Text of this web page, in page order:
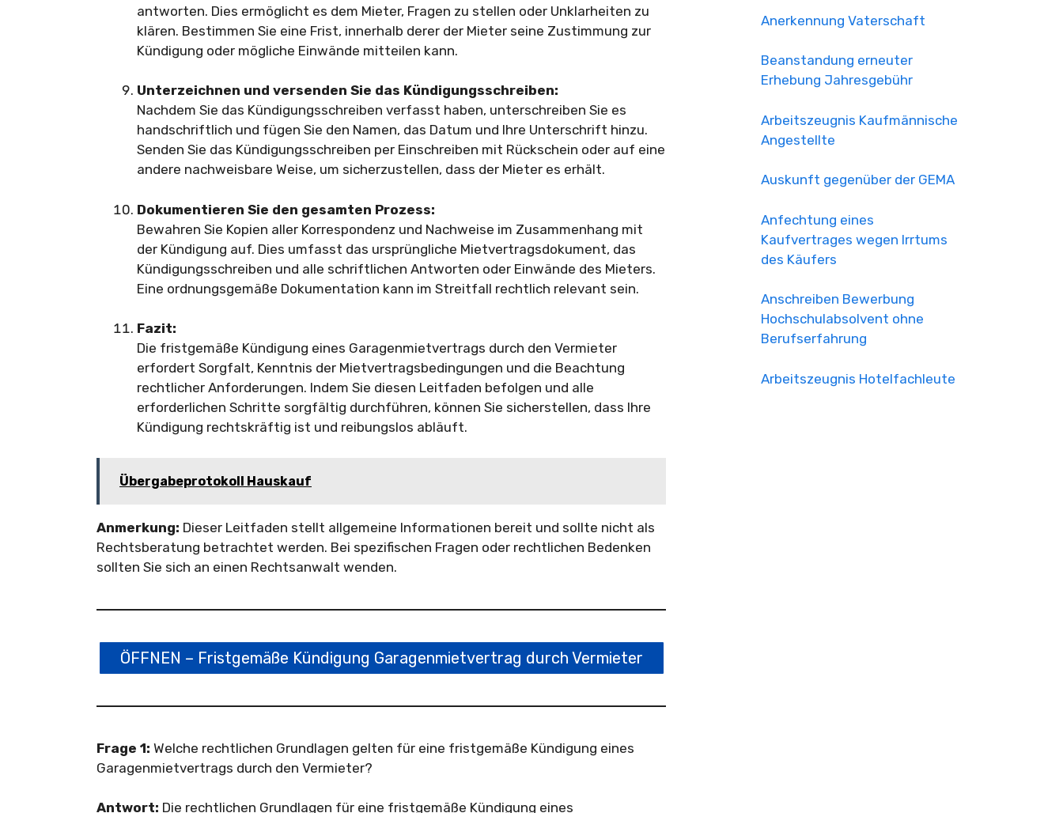
antworten. Dies ermöglicht es dem Mieter, Fragen zu stellen oder Unklarheiten zu
klären. Bestimmen Sie eine Frist, innerhalb derer der Mieter seine Zustimmung zur
Kündigung oder mögliche Einwände mitteilen kann.
Unterzeichnen und versenden Sie das Kündigungsschreiben:
Nachdem Sie das Kündigungsschreiben verfasst haben, unterschreiben Sie es
handschriftlich und fügen Sie den Namen, das Datum und Ihre Unterschrift hinzu.
Senden Sie das Kündigungsschreiben per Einschreiben mit Rückschein oder auf eine
andere nachweisbare Weise, um sicherzustellen, dass der Mieter es erhält.
Dokumentieren Sie den gesamten Prozess:
Bewahren Sie Kopien aller Korrespondenz und Nachweise im Zusammenhang mit
der Kündigung auf. Dies umfasst das ursprüngliche Mietvertragsdokument, das
Kündigungsschreiben und alle schriftlichen Antworten oder Einwände des Mieters.
Eine ordnungsgemäße Dokumentation kann im Streitfall rechtlich relevant sein.
Fazit:
Die fristgemäße Kündigung eines Garagenmietvertrags durch den Vermieter
erfordert Sorgfalt, Kenntnis der Mietvertragsbedingungen und die Beachtung
rechtlicher Anforderungen. Indem Sie diesen Leitfaden befolgen und alle
erforderlichen Schritte sorgfältig durchführen, können Sie sicherstellen, dass Ihre
Kündigung rechtskräftig ist und reibungslos abläuft.
Übergabeprotokoll Hauskauf
Anmerkung: Dieser Leitfaden stellt allgemeine Informationen bereit und sollte nicht als
Rechtsberatung betrachtet werden. Bei spezifischen Fragen oder rechtlichen Bedenken
sollten Sie sich an einen Rechtsanwalt wenden.
ÖFFNEN – Fristgemäße Kündigung Garagenmietvertrag durch Vermieter
Frage 1: Welche rechtlichen Grundlagen gelten für eine fristgemäße Kündigung eines
Garagenmietvertrags durch den Vermieter?
Antwort: Die rechtlichen Grundlagen für eine fristgemäße Kündigung eines
Anerkennung Vaterschaft
Beanstandung erneuter
Erhebung Jahresgebühr
Arbeitszeugnis Kaufmännische
Angestellte
Auskunft gegenüber der GEMA
Anfechtung eines
Kaufvertrages wegen Irrtums
des Käufers
Anschreiben Bewerbung
Hochschulabsolvent ohne
Berufserfahrung
Arbeitszeugnis Hotelfachleute